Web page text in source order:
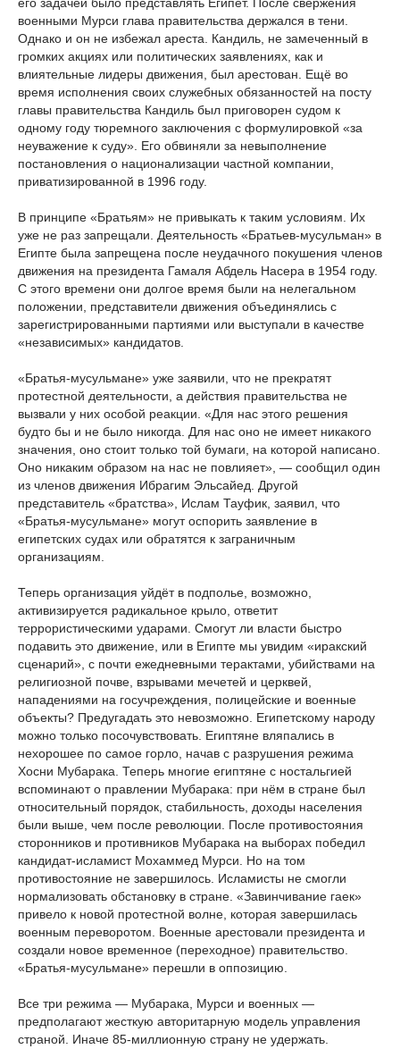
военными Мурси глава правительства держался в тени.
Однако и он не избежал ареста. Кандиль, не замеченный в
громких акциях или политических заявлениях, как и
влиятельные лидеры движения, был арестован. Ещё во
время исполнения своих служебных обязанностей на посту
главы правительства Кандиль был приговорен судом к
одному году тюремного заключения с формулировкой «за
неуважение к суду». Его обвиняли за невыполнение
постановления о национализации частной компании,
приватизированной в 1996 году.
В принципе «Братьям» не привыкать к таким условиям. Их
уже не раз запрещали. Деятельность «Братьев-мусульман» в
Египте была запрещена после неудачного покушения членов
движения на президента Гамаля Абдель Насера в 1954 году.
С этого времени они долгое время были на нелегальном
положении, представители движения объединялись с
зарегистрированными партиями или выступали в качестве
«независимых» кандидатов.
«Братья-мусульмане» уже заявили, что не прекратят
протестной деятельности, а действия правительства не
вызвали у них особой реакции. «Для нас этого решения
будто бы и не было никогда. Для нас оно не имеет никакого
значения, оно стоит только той бумаги, на которой написано.
Оно никаким образом на нас не повлияет», — сообщил один
из членов движения Ибрагим Эльсайед. Другой
представитель «братства», Ислам Тауфик, заявил, что
«Братья-мусульмане» могут оспорить заявление в
египетских судах или обратятся к заграничным
организациям.
Теперь организация уйдёт в подполье, возможно,
активизируется радикальное крыло, ответит
террористическими ударами. Смогут ли власти быстро
подавить это движение, или в Египте мы увидим «иракский
сценарий», с почти ежедневными терактами, убийствами на
религиозной почве, взрывами мечетей и церквей,
нападениями на госучреждения, полицейские и военные
объекты? Предугадать это невозможно. Египетскому народу
можно только посочувствовать. Египтяне вляпались в
нехорошее по самое горло, начав с разрушения режима
Хосни Мубарака. Теперь многие египтяне с ностальгией
вспоминают о правлении Мубарака: при нём в стране был
относительный порядок, стабильность, доходы населения
были выше, чем после революции. После противостояния
сторонников и противников Мубарака на выборах победил
кандидат-исламист Мохаммед Мурси. Но на том
противостояние не завершилось. Исламисты не смогли
нормализовать обстановку в стране. «Завинчивание гаек»
привело к новой протестной волне, которая завершилась
военным переворотом. Военные арестовали президента и
создали новое временное (переходное) правительство.
«Братья-мусульмане» перешли в оппозицию.
Все три режима — Мубарака, Мурси и военных —
предполагают жесткую авторитарную модель управления
страной. Иначе 85-миллионную страну не удержать.